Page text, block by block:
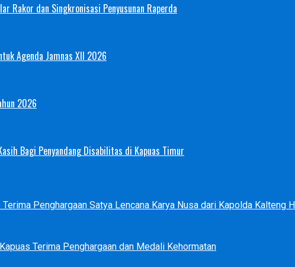
Rakor dan Singkronisasi Penyusunan Raperda
Agenda Jamnas XII 2026
2026
Bagi Penyandang Disabilitas di Kapuas Timur
Penghargaan Satya Lencana Karya Nusa dari Kapolda Kalteng
Terima Penghargaan dan Medali Kehormatan